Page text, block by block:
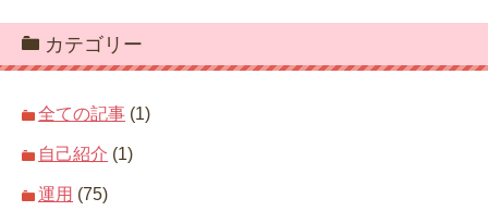
カテゴリー
全ての記事 (1)
自己紹介 (1)
運用 (75)